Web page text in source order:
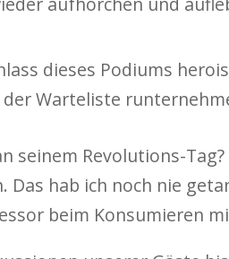
dieses Podiums
Warteliste
seinem Revolutions-
hab ich noch nie
beim Konsumieren